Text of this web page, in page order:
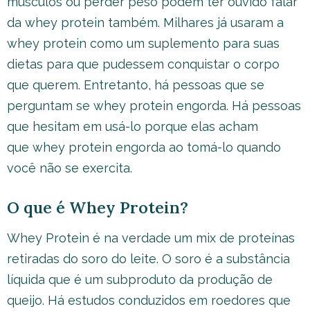
da whey protein também. Milhares já usaram a
whey protein como um suplemento para suas
dietas para que pudessem conquistar o corpo
que querem. Entretanto, há pessoas que se
perguntam se whey protein engorda. Há pessoas
que hesitam em usá-lo porque elas acham
que whey protein engorda ao tomá-lo quando
você não se exercita.
O que é Whey Protein?
Whey Protein é na verdade um mix de proteínas
retiradas do soro do leite. O soro é a substância
líquida que é um subproduto da produção de
queijo. Há estudos conduzidos em roedores que